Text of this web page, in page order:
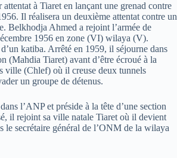
attentat à Tiaret en lançant une grenad contre
Il réalisera un deuxième attentat contre un
Belkhodja Ahmed a rejoint l’armée de
1956 en zone (VI) wilaya (V).
katiba. Arrêté en 1959, il séjourne dans
(Mahdia Tiaret) avant d’être écroué à la
ville (Chlef) où il creuse deux tunnels
un groupe de détenus.
l’ANP et préside à la tête d’une section
il rejoint sa ville natale Tiaret où il devient
le secrétaire général de l’ONM de la wilaya